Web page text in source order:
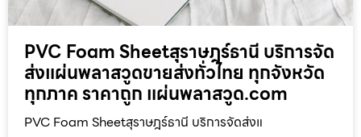
PVC Foam Sheetสุราษฎร์ธานี บริการจัด
ส่งแผ่นพลาสวูดขายส่งทั่วไทย ทุกจังหวัด
ทุกภาค ราคาถูก แผ่นพลาสวูด.com
PVC Foam Sheetสุราษฎร์ธานี บริการจัดส่งแ